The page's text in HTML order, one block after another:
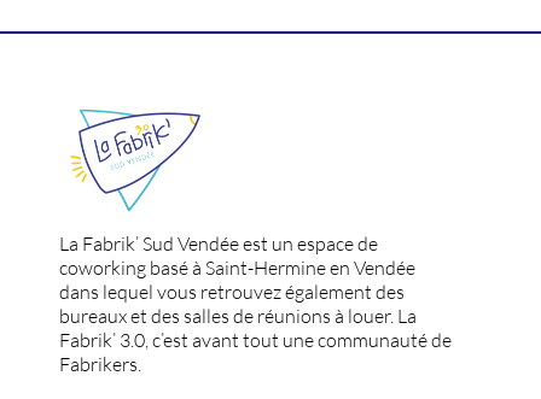
La Fabrik’ Sud Vendée est un espace de
coworking basé à Saint-Hermine en Vendée
dans lequel vous retrouvez également des
bureaux et des salles de réunions à louer. La
Fabrik’ 3.0, c’est avant tout une communauté de
Fabrikers.